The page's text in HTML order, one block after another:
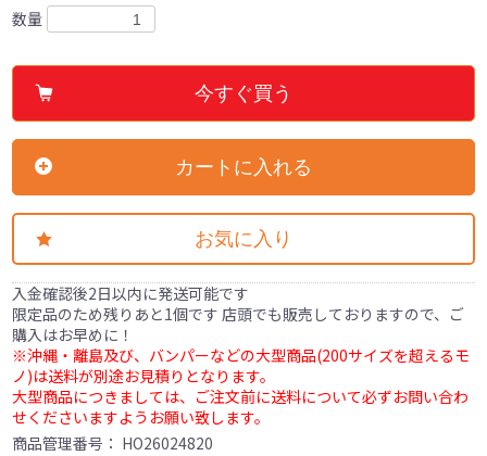
数量
今すぐ買う
カートに入れる
お気に入り
入金確認後2日以内に発送可能です
限定品のため残りあと1個です 店頭でも販売しておりますので、ご
購入はお早めに！
※沖縄・離島及び、バンパーなどの大型商品(200サイズを超えるモ
ノ)は送料が別途お見積りとなります。
大型商品につきましては、ご注文前に送料について必ずお問い合わ
せくださいますようお願い致します。
商品管理番号： HO26024820